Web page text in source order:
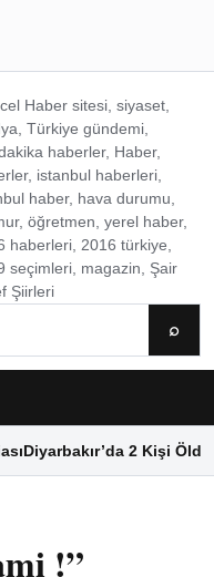
Haber sitesi, siyaset,
Türkiye gündemi,
haberler, Haber,
istanbul haberleri,
haber, hava durumu,
öğretmen, yerel haber,
haberleri, 2016 türkiye,
seçimleri, magazin, Şair
Şiirleri
⌕
Diyarbakır’da 2 Kişi Öldü
!”